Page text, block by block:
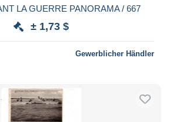
LA GUERRE PANORAMA / 667
± 1,73 $
Gewerblicher Händler